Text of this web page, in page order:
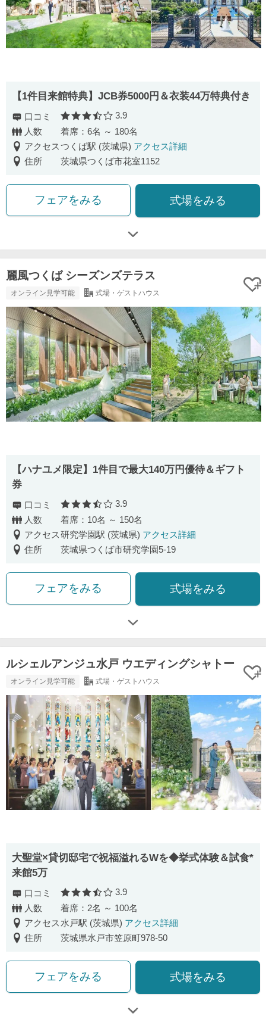
【1件目来館特典】JCB券5000円＆衣装44万特典付き
口コミ 口コミ評価
3.9
人数
着席：6名 ～ 180名
アクセスつくば駅 (茨城県) アクセス詳細
住所
茨城県つくば市花室1152
フェアをみる 式場をみる
麗風つくば シーズンズテラス
オンライン見学可能 式場・ゲストハウス
【ハナユメ限定】1件目で最大140万円優待＆ギフト
券
口コミ 口コミ評価
3.9
人数
着席：10名 ～ 150名
アクセス研究学園駅 (茨城県) アクセス詳細
住所
茨城県つくば市研究学園5-19
フェアをみる 式場をみる
ルシェルアンジュ水戸 ウエディングシャトー
オンライン見学可能 式場・ゲストハウス
大聖堂×貸切邸宅で祝福溢れるWを◆挙式体験＆試食*
来館5万
口コミ 口コミ評価
3.9
人数
着席：2名 ～ 100名
アクセス 水戸駅 (茨城県) アクセス詳細
住所
茨城県水戸市笠原町978-50
フェアをみる 式場をみる